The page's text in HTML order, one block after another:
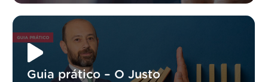
Guia prático – O Justo